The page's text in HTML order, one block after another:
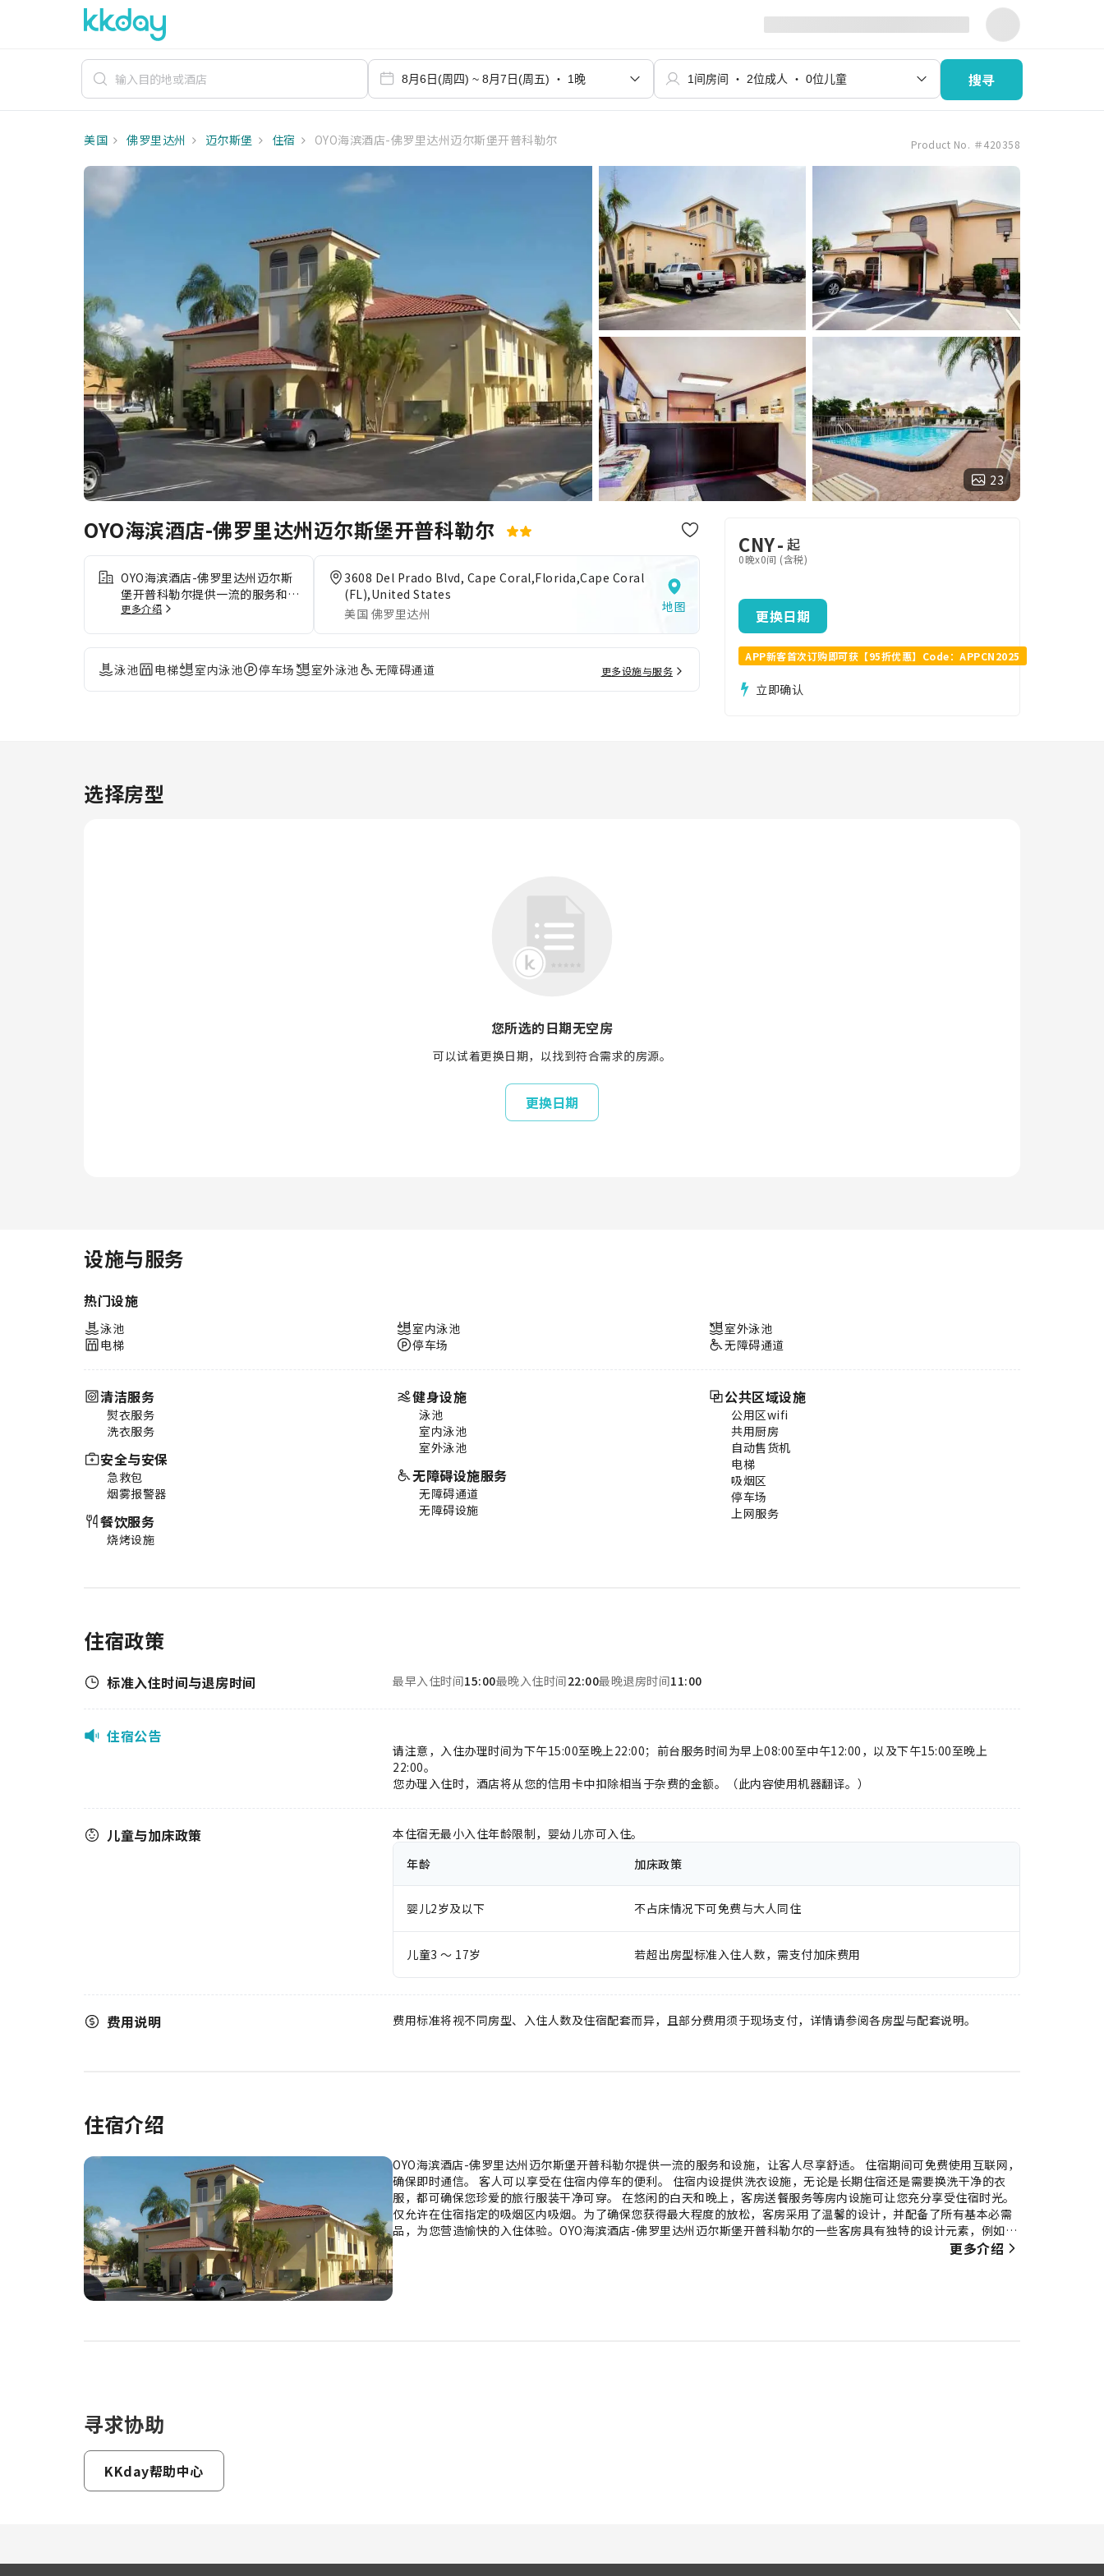
搜寻
美国 佛罗里达州 迈尔斯堡 住宿 OYO海滨酒店-佛罗里达州迈尔斯堡开普科勒尔 Product No. ＃420358
23
OYO海滨酒店-佛罗里达州迈尔斯堡开普科勒尔
OYO海滨酒店-佛罗里达州迈尔斯
堡开普科勒尔提供一流的服务和设
施，让客人尽享舒适。 住宿期间
信。 客人可以享受在住宿内停车
的便利。 住宿内设提供洗衣设
施，无论是长期住宿还是需要换洗
干净的衣服，都可确保您珍爱的旅
采用了温馨的设计，并配备了所有
基本必需品，为您营造愉快的入住
更多介绍
3608 Del Prado Blvd, Cape Coral,Florida,Cape Coral
(FL),United States
美国 佛罗里达州
地图
泳池 电梯 室内泳池 停车场 室外泳池 无障碍通道 更多设施与服务
CNY- 起
0晚x0间 (含税)
更换日期
APP新客首次订购即可获【95折优惠】Code：APPCN2025
立即确认
选择房型
您所选的日期无空房
可以试着更换日期，以找到符合需求的房源。
更换日期
设施与服务
热门设施
泳池
电梯
室内泳池
停车场
室外泳池
无障碍通道
清洁服务
熨衣服务
洗衣服务
安全与安保
急救包
烟雾报警器
餐饮服务
烧烤设施
健身设施
泳池
室内泳池
室外泳池
无障碍设施服务
无障碍通道
无障碍设施
公共区域设施
公用区wifi
共用厨房
自动售货机
电梯
吸烟区
停车场
上网服务
住宿政策
标准入住时间与退房时间 最早入住时间15:00最晚入住时间22:00最晚退房时间11:00
住宿公告
请注意，入住办理时间为下午15:00至晚上22:00；前台服务时间为早上08:00至中午12:00，以及下午15:00至晚上
22:00。
您办理入住时，酒店将从您的信用卡中扣除相当于杂费的金额。（此内容使用机器翻译。）
儿童与加床政策
本住宿无最小入住年龄限制，婴幼儿亦可入住。
年龄
加床政策
婴儿2岁及以下 不占床情况下可免费与大人同住
儿童3 ～ 17岁 若超出房型标准入住人数，需支付加床费用
费用说明 费用标准将视不同房型、入住人数及住宿配套而异，且部分费用须于现场支付，详情请参阅各房型与配套说明。
住宿介绍
OYO海滨酒店-佛罗里达州迈尔斯堡开普科勒尔提供一流的服务和设施，让客人尽享舒适。 住宿期间可免费使用互联网，
确保即时通信。 客人可以享受在住宿内停车的便利。 住宿内设提供洗衣设施，无论是长期住宿还是需要换洗干净的衣
服，都可确保您珍爱的旅行服装干净可穿。 在悠闲的白天和晚上，客房送餐服务等房内设施可让您充分享受住宿时光。
仅允许在住宿指定的吸烟区内吸烟。为了确保您获得最大程度的放松，客房采用了温馨的设计，并配备了所有基本必需
品，为您营造愉快的入住体验。OYO海滨酒店-佛罗里达州迈尔斯堡开普科勒尔的一些客房具有独特的设计元素，例如独
立的客厅甚至阳台或露台。在特定客房中，客人可以享受一流的室内娱乐设施，包括室内视频流媒体、每日报纸或电
更多介绍
寻求协助
KKday帮助中心